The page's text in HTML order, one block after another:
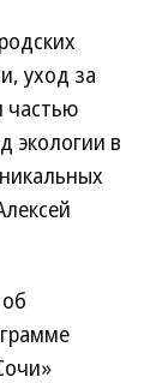
уход за
частью
экологии в